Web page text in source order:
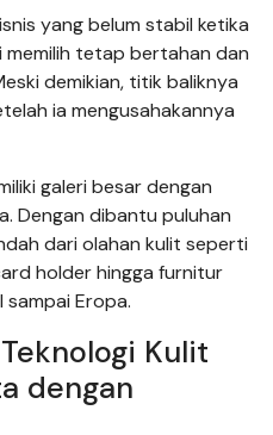
yang belum stabil ketika
tetap bertahan dan
demikian, titik baliknya
ia mengusahakannya
galeri besar dengan
Dengan dibantu puluhan
dari olahan kulit seperti
holder hingga furnitur
Eropa.
Kulit
dengan